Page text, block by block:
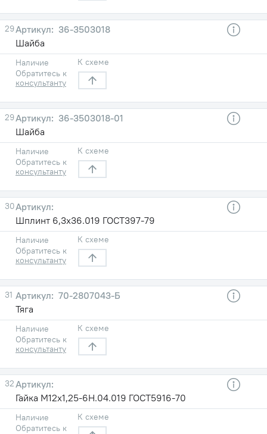
29
36-3503018
Шайба
Наличие
Обратитесь к
консультанту
К схеме
29
36-3503018-01
Шайба
Наличие
Обратитесь к
консультанту
К схеме
30
Шплинт 6,3х36.019 ГОСТ397-79
Наличие
Обратитесь к
консультанту
К схеме
31
70-2807043-Б
Тяга
Наличие
Обратитесь к
консультанту
К схеме
32
Гайка М12х1,25-6Н.04.019 ГОСТ5916-70
Наличие
Обратитесь к
К схеме